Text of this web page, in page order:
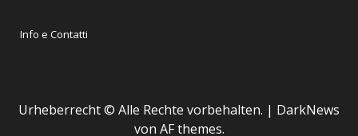
Info e Contatti
Urheberrecht © Alle Rechte vorbehalten. | DarkNews
von AF themes.